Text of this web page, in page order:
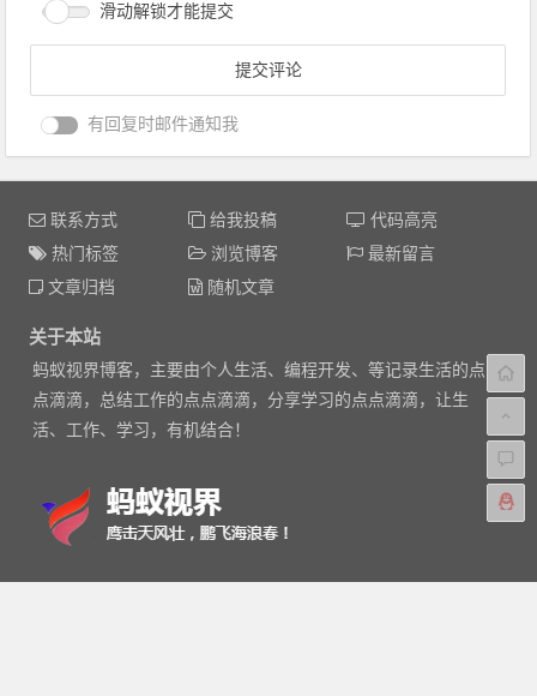
滑动解锁才能提交
有回复时邮件通知我
联系方式 给我投稿
代码高亮
热门标签
浏览博客
最新留言
文章归档
随机文章
关于本站
蚂蚁视界博客，主要由个人生活、编程开发、等记录生活的点
点滴滴，总结工作的点点滴滴，分享学习的点点滴滴，让生
活、工作、学习，有机结合！